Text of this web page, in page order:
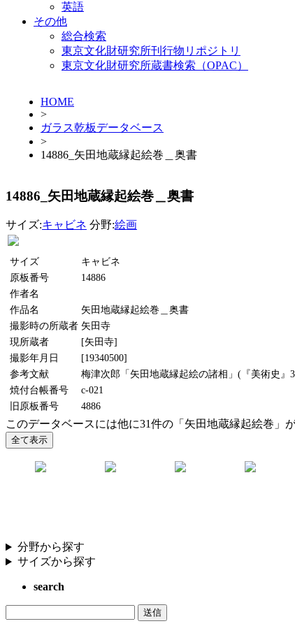
英語
その他
総合検索
東京文化財研究所刊行物リポジトリ
東京文化財研究所蔵書検索（OPAC）
HOME
>
ガラス乾板データベース
>
14886_矢田地蔵縁起絵巻＿奥書
14886_矢田地蔵縁起絵巻＿奥書
サイズ:キャビネ 分野:絵画
サイズ
キャビネ
原板番号
14886
作者名
作品名
矢田地蔵縁起絵巻＿奥書
撮影時の所蔵者 矢田寺
現所蔵者
[矢田寺]
撮影年月日
[19340500]
参考文献
梅津次郎「矢田地蔵縁起絵の諸相」(『美術史』
焼付台帳番号
c-021
旧原板番号
4886
このデータベースには他に31件の「矢田地蔵縁起絵巻」
分野から探す
サイズから探す
search